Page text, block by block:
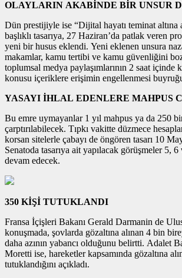
OLAYLARIN AKABİNDE BİR UNSUR
Dün prestijiyle ise “Dijital hayatı teminat altına
başlıklı tasarıya, 27 Haziran’da patlak veren
yeni bir husus eklendi. Yeni eklenen unsura
makamlar, kamu tertibi ve kamu güvenliğini
toplumsal medya paylaşımlarının 2 saat içinde
konusu içeriklere erişimin engellenmesi
YASAYI İHLAL EDENLERE MAHPUS
Bu emre uymayanlar 1 yıl mahpus ya da 250
çarptırılabilecek. Tıpkı vakitte düzmece
korsan sitelerle çabayı de öngören tasarı 10
Senatoda tasarıya ait yapılacak görüşmeler 5,
devam edecek.
350 KİŞİ TUTUKLANDI
Fransa İçişleri Bakanı Gerald Darmanin de
konuşmada, şovlarda gözaltına alınan 4 bin
daha azının yabancı olduğunu belirtti. Adalet
Moretti ise, hareketler kapsamında gözaltına
tutuklandığını açıkladı.